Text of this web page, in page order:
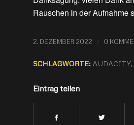
Rauschen in der Aufnahme
2. DEZEMBER 2022 / 0
SCHLAGWORTE: AUDACITY
Eintrag teilen